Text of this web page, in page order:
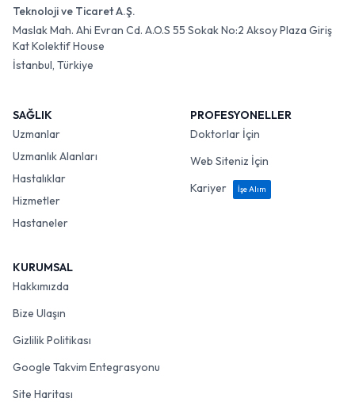
Teknoloji ve Ticaret A.Ş.
Maslak Mah. Ahi Evran Cd. A.O.S 55 Sokak No:2 Aksoy Plaza Giriş
Kat Kolektif House
İstanbul, Türkiye
SAĞLIK
Uzmanlar
Uzmanlık Alanları
Hastalıklar
Hizmetler
Hastaneler
PROFESYONELLER
Doktorlar İçin
Web Siteniz İçin
Kariyer
İşe Alım
KURUMSAL
Hakkımızda
Bize Ulaşın
Gizlilik Politikası
Google Takvim Entegrasyonu
Site Haritası